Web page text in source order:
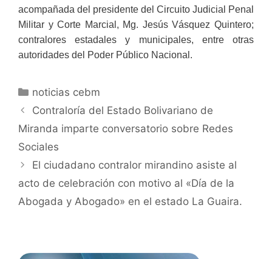
acompañada del presidente del Circuito Judicial Penal
Militar y Corte Marcial, Mg. Jesús Vásquez Quintero;
contralores estadales y municipales, entre otras
autoridades del Poder Público Nacional.
noticias cebm
Contraloría del Estado Bolivariano de
Miranda imparte conversatorio sobre Redes
Sociales
El ciudadano contralor mirandino asiste al
acto de celebración con motivo al «Día de la
Abogada y Abogado» en el estado La Guaira.